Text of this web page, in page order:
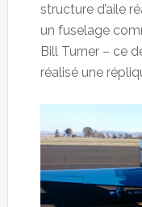
structure d’aile
un fuselage
Bill Turner – ce
réalisé une